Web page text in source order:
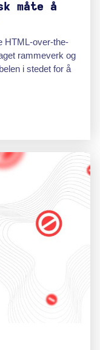
måte å
HTML-over-the-
rammeverk og
i stedet for å